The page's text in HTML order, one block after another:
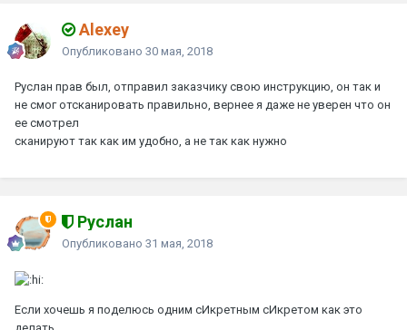
Alexey
Опубликовано 30 мая, 2018
Руслан прав был, отправил заказчику свою инструкцию, он так и
не смог отсканировать правильно, вернее я даже не уверен что он
ее смотрел
сканируют так как им удобно, а не так как нужно
Руслан
Опубликовано 31 мая, 2018
Если хочешь я поделюсь одним сИкретным сИкретом как это